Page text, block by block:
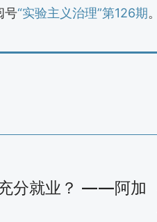
号“实验主义治理”第126期。
分就业？ ——阿加